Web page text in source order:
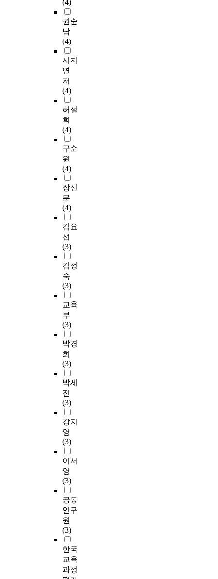
(4)
권순
남
(4)
서지
연
저
(4)
허설
희
(4)
구순
원
(4)
장신
문
(4)
김요
섭
(3)
김정
숙
(3)
교육
부
(3)
박경
희
(3)
박세
진
(3)
강지
영
(3)
이서
영
(3)
공동
연구
원
(3)
한국
교육
과정